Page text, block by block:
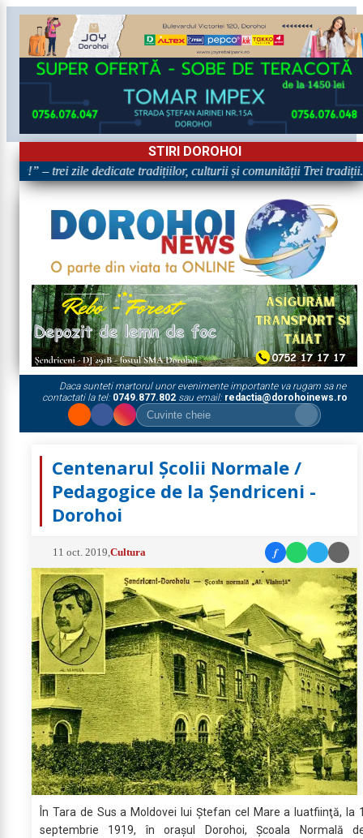
STIRI DOROHOI
– trei zile dedicate tradițiilor, culturii și comunității Trei tradiții.
Daca sunteti martorul unor evenimente importante va rugam sa ne
contactati la tel: 0749.877.802sau email: redactia@dorohoinews.ro
Centenarul Școlii Normale /
Pedagogice de la Șendriceni -
Dorohoi
11 oct. 2019 ,Cultura f
În Tara de Sus a Moldovei lui Ştefan cel Mare a luatfiinţă, la
septembrie 1919, în orașul Dorohoi, Școala Normală